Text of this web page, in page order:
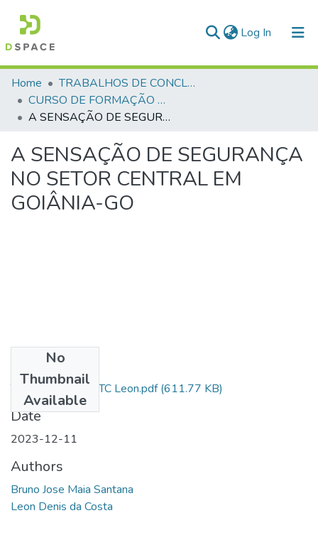
Log In (current)
Communities & Collections
All of DSpace
Home
TRABALHOS DE CONCLUSÃO DE CURSO - CFP (CURSO DE FORMAÇÃO DE PRAÇAS)
CURSO DE FORMAÇÃO DE PRAÇAS - CFP - 2023
A SENSAÇÃO DE SEGURANÇA NO SETOR CENTRAL EM GOIÂNIA-GO
A SENSAÇÃO DE SEGURANÇA
NO SETOR CENTRAL EM
GOIÂNIA-GO
No
Thumbnail
Available
TCC_AL Sd Maia_TC Leon.pdf(611.77 KB)
Date
2023-12-11
Authors
Bruno Jose Maia Santana
Leon Denis da Costa